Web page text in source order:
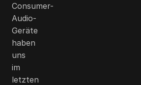
Consumer-
Audio-
Geräte
haben
uns
im
letzten